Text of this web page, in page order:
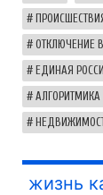
ОТКЛЮЧЕНИЕ
ЕДИНАЯ
АЛГОРИТМИКА
жизнь